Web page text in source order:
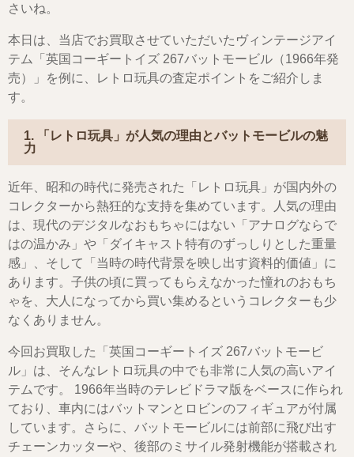
さいね。
本日は、当店でお買取させていただいたヴィンテージアイ
テム「英国コーギートイズ 267バットモービル（1966年発
売）」を例に、レトロ玩具の査定ポイントをご紹介しま
す。
1. 「レトロ玩具」が人気の理由とバットモービルの魅
力
近年、昭和の時代に発売された「レトロ玩具」が国内外の
コレクターから熱狂的な支持を集めています。人気の理由
は、現代のデジタルなおもちゃにはない「アナログならで
はの温かみ」や「ダイキャスト特有のずっしりとした重量
感」、そして「当時の時代背景を映し出す資料的価値」に
あります。子供の頃に買ってもらえなかった憧れのおもち
ゃを、大人になってから買い集めるというコレクターも少
なくありません。
今回お買取した「英国コーギートイズ 267バットモービ
ル」は、そんなレトロ玩具の中でも非常に人気の高いアイ
テムです。 1966年当時のテレビドラマ版をベースに作られ
ており、車内にはバットマンとロビンのフィギュアが付属
しています。さらに、バットモービルには前部に飛び出す
チェーンカッターや、後部のミサイル発射機能が搭載され